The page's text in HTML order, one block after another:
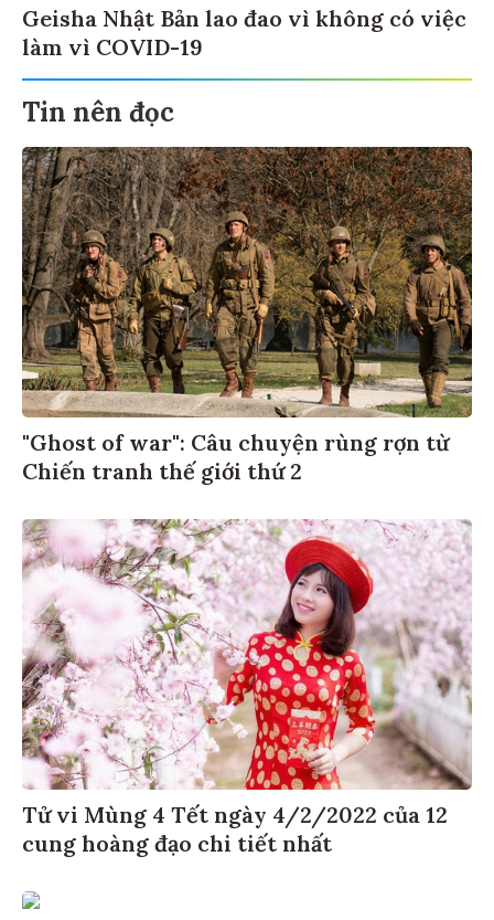
Geisha Nhật Bản lao đao vì không có việc
làm vì COVID-19
Tin nên đọc
"Ghost of war": Câu chuyện rùng rợn từ
Chiến tranh thế giới thứ 2
Tử vi Mùng 4 Tết ngày 4/2/2022 của 12
cung hoàng đạo chi tiết nhất